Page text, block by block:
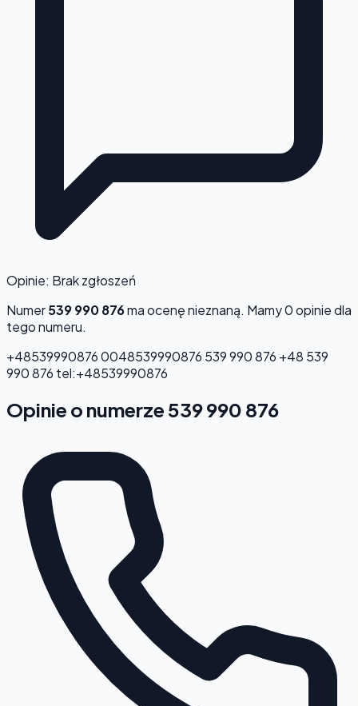
Opinie: Brak zgłoszeń
Numer539 990 876ma ocenęnieznaną. Mamy 0 opinie dla
tego numeru.
+485399908760048539990876 539 990 876 +48 539
990 876 tel:+48539990876
Opinie o numerze 539 990 876